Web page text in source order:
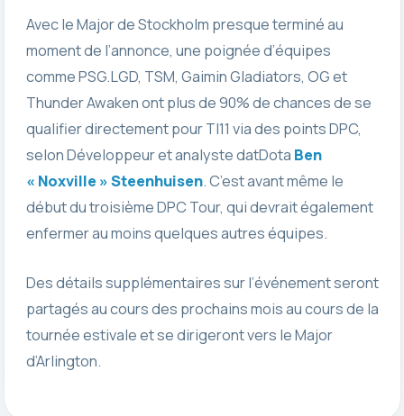
Avec le Major de Stockholm presque terminé au
moment de l’annonce, une poignée d’équipes
comme PSG.LGD, TSM, Gaimin Gladiators, OG et
Thunder Awaken ont plus de 90% de chances de se
qualifier directement pour TI11 via des points DPC,
selon Développeur et analyste datDota Ben
« Noxville » Steenhuisen. C’est avant même le
début du troisième DPC Tour, qui devrait également
enfermer au moins quelques autres équipes.
Des détails supplémentaires sur l’événement seront
partagés au cours des prochains mois au cours de la
tournée estivale et se dirigeront vers le Major
d’Arlington.